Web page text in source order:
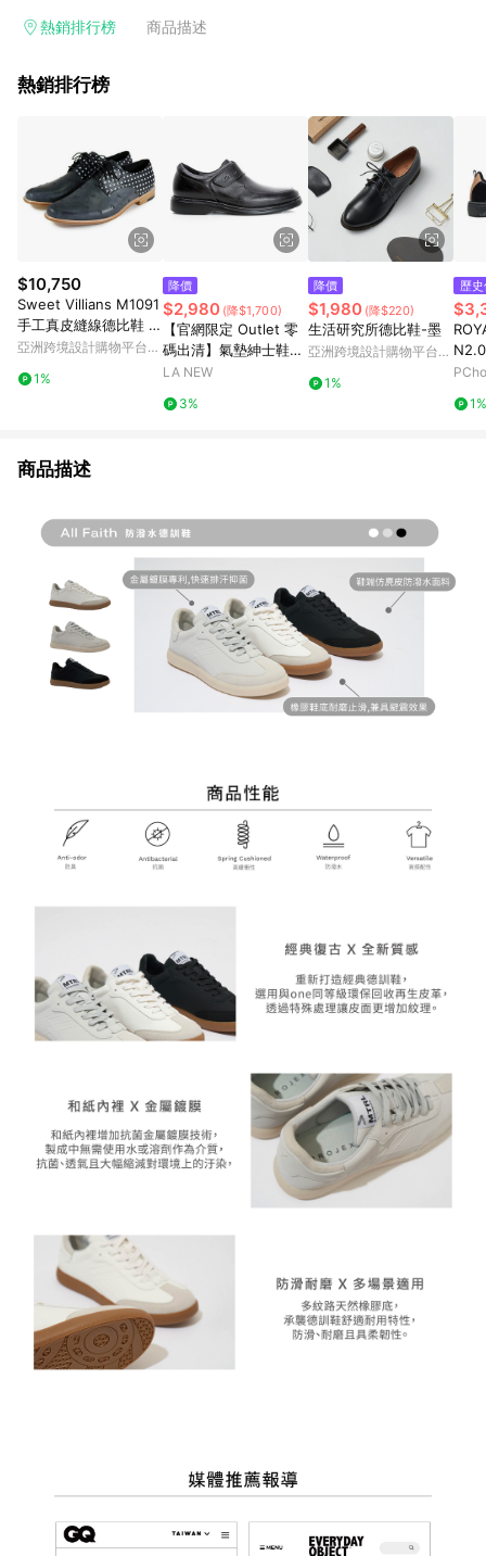
APP下單，將不符合贈點資格。 3. 點數將於出貨後60天前後發
熱銷排行榜 商品描述
熱銷排行榜
$10,750
Sweet Villians M1091
手工真皮縫線德比鞋 霧
鐵灰圓點黑
亞洲跨境設計購物平台
1%
降價
$2,980 (降$1,700)
【官網限定 Outlet 零
碼出清】氣墊紳士鞋
(男214035038)
LA NEW
3%
降價
$1,980 (降$220)
生活研究所德比鞋-墨
亞洲跨境設計購物平台
1%
歷
動
1%
商品描述